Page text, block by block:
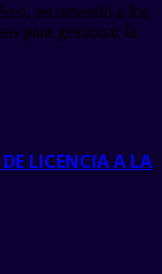
recomendó a los
para gestionar la
LICENCIA A LA